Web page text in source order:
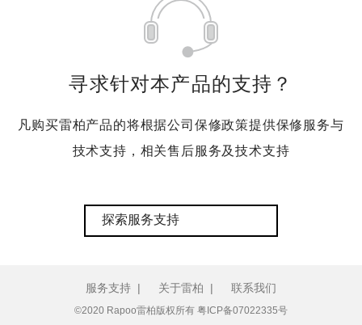
寻求针对本产品的支持？
凡购买雷柏产品的将根据公司保修政策提供保修服务与
技术支持，相关售后服务及技术支持
探索服务支持
服务支持 | 关于雷柏 | 联系我们
©2020 Rapoo雷柏版权所有 粤ICP备07022335号